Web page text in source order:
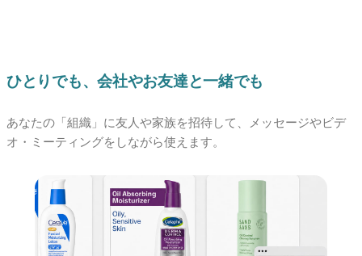
ひとりでも、会社やお友達と一緒でも
あなたの「組織」に友人や家族を招待して、メッセージやビデ
オ・ミーティングをしながら使えます。